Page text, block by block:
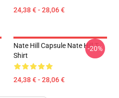
24,38 € - 28,06 €
Nate Hill Capsule Nate Hill T-
Shirt
24,38 € - 28,06 €
-20%